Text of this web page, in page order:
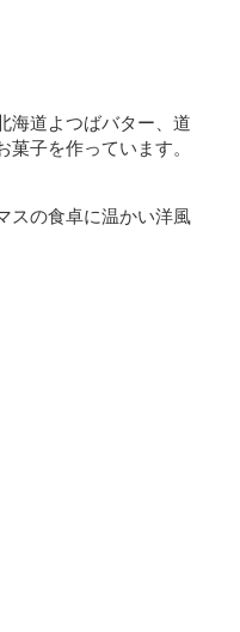
海道よつばバター、道
子を作っています。
スの食卓に温かい洋風